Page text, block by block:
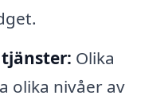
Olika
olika nivåer av